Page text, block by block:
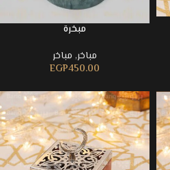
مبخرة
مباخر, مباخر
EGP450.00